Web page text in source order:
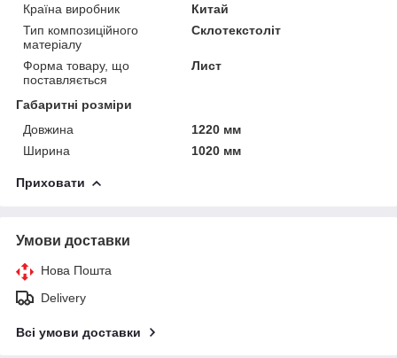
Країна виробник
Китай
Тип композиційного
матеріалу
Склотекстоліт
Форма товару, що
поставляється
Лист
Габаритні розміри
Довжина
1220 мм
Ширина
1020 мм
Приховати
Умови доставки
Нова Пошта
Delivery
Всі умови доставки